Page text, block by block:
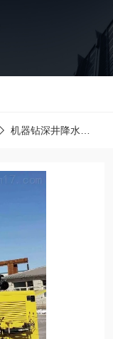
机器钻深井降水